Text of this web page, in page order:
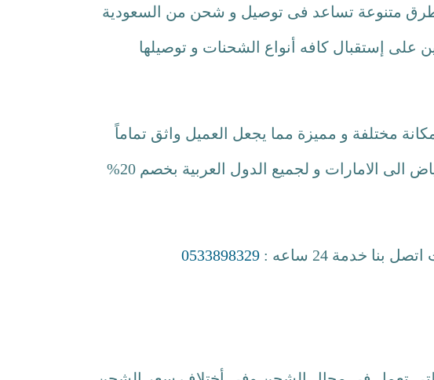
طرق متنوعة تساعد فى توصيل و شحن من السعودية
على إستقبال كافه أنواع الشحنات و توصيلها
مختلفة و مميزة مما يجعل العميل واثق تماماً
قبل التعاقد أننا أفضل اختيار له ، بإمكانك الآن توصيل ما تريد من أغراض و شحن من الرياض الى الامارات و لجميع الدول العربية بخصم 20%
خدمة 24 ساعه : 0533898329